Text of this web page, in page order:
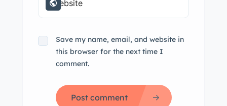
Save my name, email, and website in
this browser for the next time I
comment.
Post comment